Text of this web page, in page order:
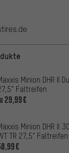
Minion DHR II
Faltreifen
29,99€
Minion DHR II
TR 27,5" Faltreifen